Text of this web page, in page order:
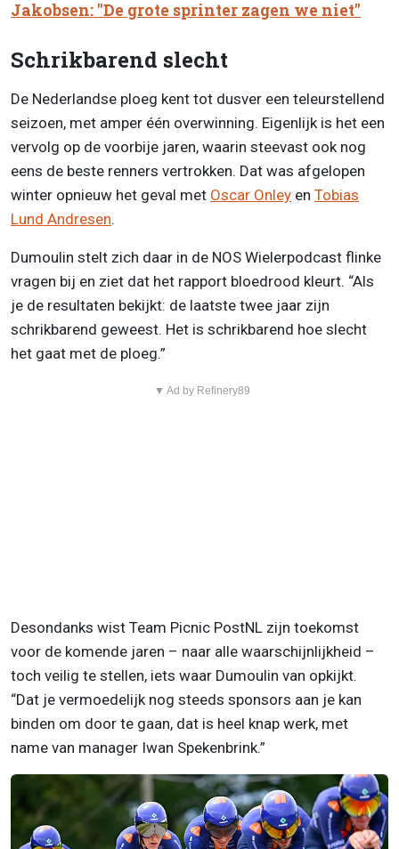
Jakobsen: "De grote sprinter zagen we niet"
Schrikbarend slecht
De Nederlandse ploeg kent tot dusver een teleurstellend
seizoen, met amper één overwinning. Eigenlijk is het een
vervolg op de voorbije jaren, waarin steevast ook nog
eens de beste renners vertrokken. Dat was afgelopen
winter opnieuw het geval met Oscar Onley en Tobias
Lund Andresen.
Dumoulin stelt zich daar in de NOS Wielerpodcast flinke
vragen bij en ziet dat het rapport bloedrood kleurt. “Als
je de resultaten bekijkt: de laatste twee jaar zijn
schrikbarend geweest. Het is schrikbarend hoe slecht
het gaat met de ploeg.”
▼ Ad by Refinery89
Desondanks wist Team Picnic PostNL zijn toekomst
voor de komende jaren – naar alle waarschijnlijkheid –
toch veilig te stellen, iets waar Dumoulin van opkijkt.
“Dat je vermoedelijk nog steeds sponsors aan je kan
binden om door te gaan, dat is heel knap werk, met
name van manager Iwan Spekenbrink.”